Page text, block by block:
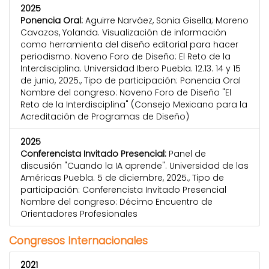
2025
Ponencia Oral: Aguirre Narváez, Sonia Gisella; Moreno
Cavazos, Yolanda. Visualización de información
como herramienta del diseño editorial para hacer
periodismo. Noveno Foro de Diseño: El Reto de la
Interdisciplina. Universidad Ibero Puebla. 12.13. 14 y 15
de junio, 2025., Tipo de participación: Ponencia Oral
Nombre del congreso: Noveno Foro de Diseño "El
Reto de la Interdisciplina" (Consejo Mexicano para la
Acreditación de Programas de Diseño)
2025
Conferencista Invitado Presencial: Panel de
discusión "Cuando la IA aprende". Universidad de las
Américas Puebla. 5 de diciembre, 2025., Tipo de
participación: Conferencista Invitado Presencial
Nombre del congreso: Décimo Encuentro de
Orientadores Profesionales
Congresos Internacionales
2021